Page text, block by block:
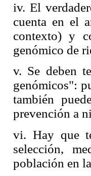
iv. El
cuenta en el
contexto) y
genómico de
v. Se deben
genómicos":
también
prevención a
vi. Hay que
selección,
población en